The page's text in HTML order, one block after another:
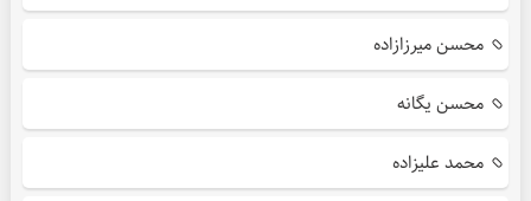
محسن میرزازاده
محسن یگانه
محمد علیزاده